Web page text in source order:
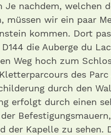
Je nachdem, welchen
müssen wir ein paar
kommen. Dort
die Auberge du
Weg hoch zum
des Parc
durch den
erfolgt durch einen
der Kapelle zu sehen.